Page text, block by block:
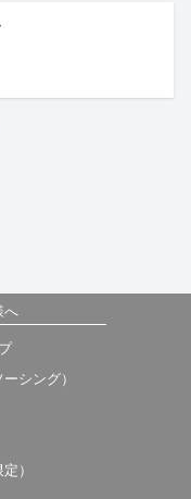
へ
シング）
）